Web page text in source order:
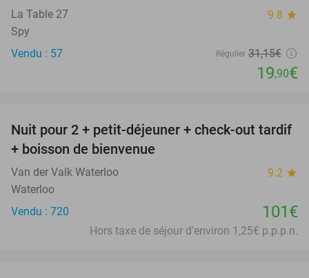
La Table 27 9.8 star
Spy
Vendu : 57
Régulier 31,15€
19,90€
Nuit pour 2 + petit-déjeuner + check-out tardif
+ boisson de bienvenue
Van der Valk Waterloo 9.2 star
Waterloo
Vendu : 720
101€
Hors taxe de séjour d'environ 1,25€ p.p.p.n.